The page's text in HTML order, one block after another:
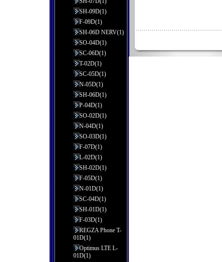
SH-09D(1)
F-09D(1)
SH-06D NERV(1)
SO-04D(1)
SC-06D(1)
T-02D(1)
SC-05D(1)
N-05D(1)
SH-06D(1)
P-04D(1)
SO-02D(1)
N-04D(1)
SO-03D(1)
F-07D(1)
L-02D(1)
SH-02D(1)
F-05D(1)
N-01D(1)
SC-04D(1)
SH-01D(1)
F-03D(1)
REGZA Phone T-
01D(1)
Optimus LTE L-
01D(1)